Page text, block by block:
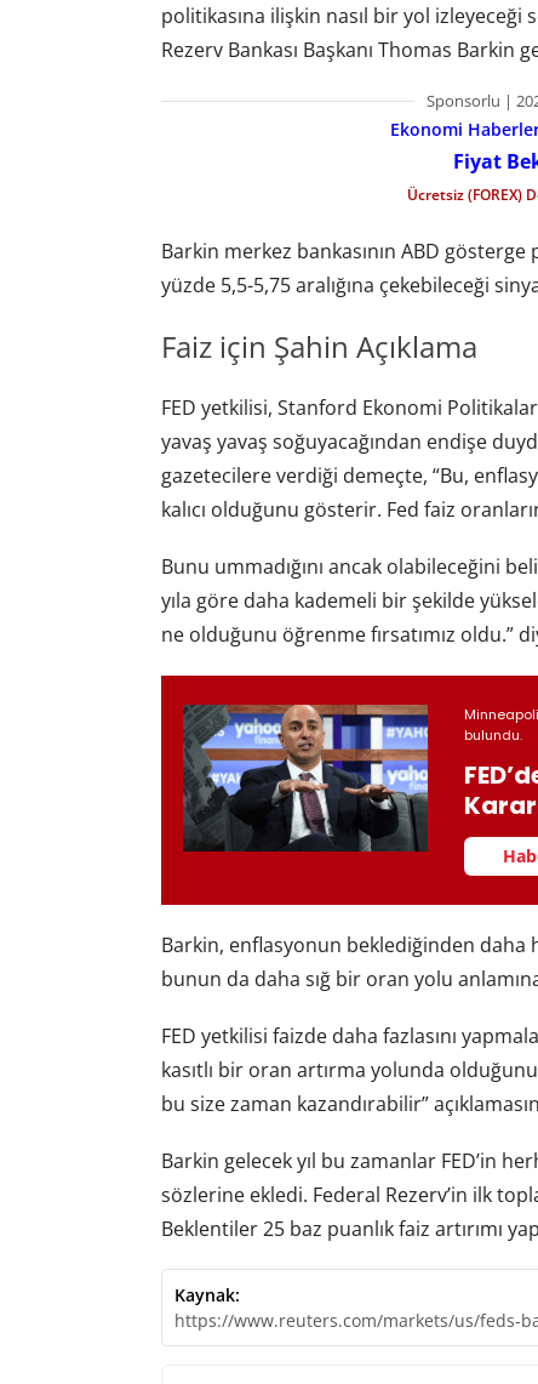
politikasına ilişkin nasıl bir yol
Rezerv Bankası Başkanı Thomas Barkin
Sponsorlu |
Ekonomi
Fiyat
Ücretsiz (FOREX)
Barkin merkez bankasının ABD
yüzde 5,5-5,75 aralığına çekebileceği
Faiz için Şahin Açıklama
FED yetkilisi, Stanford Ekonomi
yavaş yavaş soğuyacağından endişe
gazetecilere verdiği demeçte, “Bu,
kalıcı olduğunu gösterir. Fed faiz
Bunu ummadığını ancak olabileceğini
yıla göre daha kademeli bir şekilde
ne olduğunu öğrenme fırsatımız oldu.”
bulundu.
Barkin, enflasyonun beklediğinden daha
bunun da daha sığ bir oran yolu
FED yetkilisi faizde daha fazlasını
kasıtlı bir oran artırma yolunda
bu size zaman kazandırabilir”
Barkin gelecek yıl bu zamanlar FED’in
sözlerine ekledi. Federal Rezerv’in ilk
Beklentiler 25 baz puanlık faiz artırımı
Kaynak:
https://www.reuters.com/markets/us/feds-